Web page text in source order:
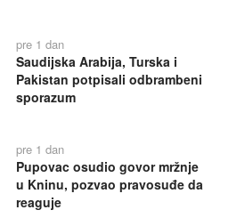
pre 1 dan
Saudijska Arabija, Turska i
Pakistan potpisali odbrambeni
sporazum
pre 1 dan
Pupovac osudio govor mržnje
u Kninu, pozvao pravosuđe da
reaguje